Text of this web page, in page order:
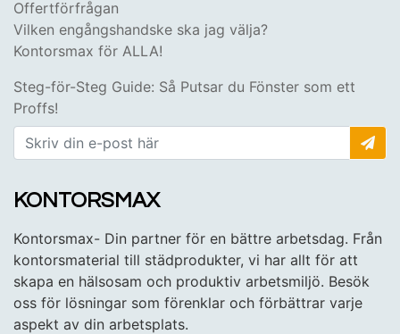
Offertförfrågan
Vilken engångshandske ska jag välja?
Kontorsmax för ALLA!
Steg-för-Steg Guide: Så Putsar du Fönster som ett
Proffs!
KONTORSMAX
Kontorsmax- Din partner för en bättre arbetsdag. Från
kontorsmaterial till städprodukter, vi har allt för att
skapa en hälsosam och produktiv arbetsmiljö. Besök
oss för lösningar som förenklar och förbättrar varje
aspekt av din arbetsplats.